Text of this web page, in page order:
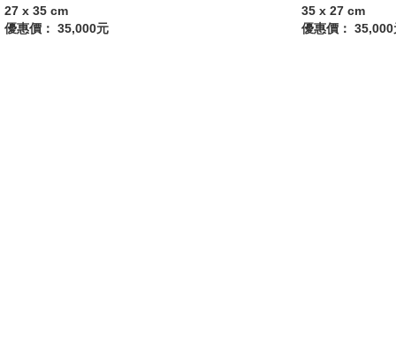
27 x 35 cm
優惠價： 35,000元
35 x 27 cm
優惠價： 35,000